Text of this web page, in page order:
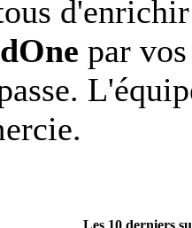
par
Les 10 derniers